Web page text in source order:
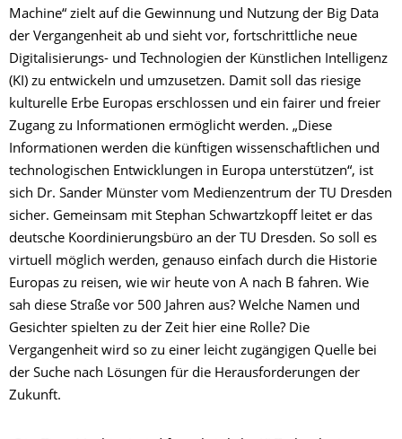
Machine“ zielt auf die Gewinnung und Nutzung der Big Data
der Vergangenheit ab und sieht vor, fortschrittliche neue
Digitalisierungs- und Technologien der Künstlichen Intelligenz
(KI) zu entwickeln und umzusetzen. Damit soll das riesige
kulturelle Erbe Europas erschlossen und ein fairer und freier
Zugang zu Informationen ermöglicht werden. „Diese
Informationen werden die künftigen wissenschaftlichen und
technologischen Entwicklungen in Europa unterstützen“, ist
sich Dr. Sander Münster vom Medienzentrum der TU Dresden
sicher. Gemeinsam mit Stephan Schwartzkopff leitet er das
deutsche Koordinierungsbüro an der TU Dresden. So soll es
virtuell möglich werden, genauso einfach durch die Historie
Europas zu reisen, wie wir heute von A nach B fahren. Wie
sah diese Straße vor 500 Jahren aus? Welche Namen und
Gesichter spielten zu der Zeit hier eine Rolle? Die
Vergangenheit wird so zu einer leicht zugängigen Quelle bei
der Suche nach Lösungen für die Herausforderungen der
Zukunft.